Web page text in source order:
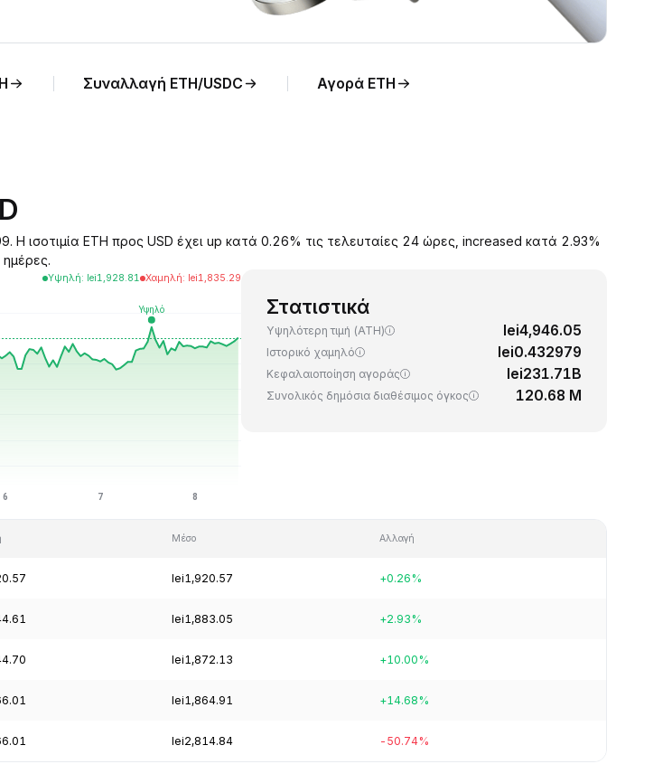
Συναλλαγή ETH/USDC Αγορά ETH
ισοτιμία ETH προς USD έχει up κατά 0.26% τις τελευταίες 24 ώρες, increased κατά 2.93%
Υψηλή: lei1,928.81 Χαμηλή: lei1,835.29
Στατιστικά
Υψηλότερη τιμή (ATH) lei4,946.05
Ιστορικό χαμηλό lei0.432979
Κεφαλαιοποίηση αγοράς lei231.71B
Συνολικός δημόσια διαθέσιμος όγκος 120.68 M
Μέσο Αλλαγή
lei1,920.57 +0.26%
lei1,883.05 +2.93%
lei1,872.13 +10.00%
lei1,864.91 +14.68%
lei2,814.84 -50.74%